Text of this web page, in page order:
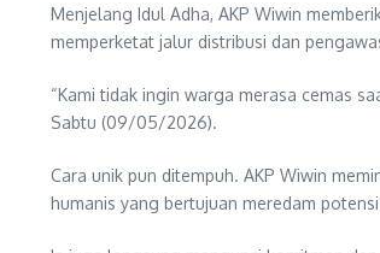
Menjelang Idul Adha, AKP Wiwin
memperketat jalur distribusi dan
“Kami tidak ingin warga merasa cemas
Sabtu (09/05/2026).
Cara unik pun ditempuh. AKP Wiwin
humanis yang bertujuan meredam